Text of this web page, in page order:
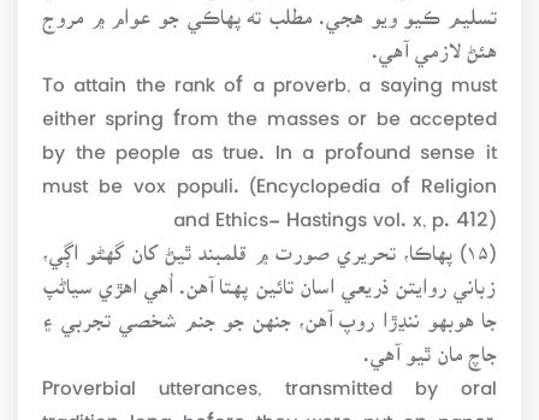
تسليم ڪيو ويو هجي. مطلب ته پهاڪي جو عوام ۾ مروج
هئڻ لازمي آهي.
To attain the rank of a proverb, a saying must
either spring from the masses or be accepted
by the people as true. In a profound sense it
must be vox populi. (Encyclopedia of Religion
and Ethics- Hastings vol. x, p. 412)
(۱۵) پهاڪا، تحريري صورت ۾ قلمبند ٿيڻ کان گهڻو اڳي،
زباني روايتن ذريعي اسان تائين پهتا آهن. اُهي اهڙي سياڻپ
جا هوبهو ننڍڙا روپ آهن، جنهن جو جنم شخصي تجربي ۽
جاچ مان ٿيو آهي.
Proverbial utterances, transmitted by oral
tradition long before they were put on paper,